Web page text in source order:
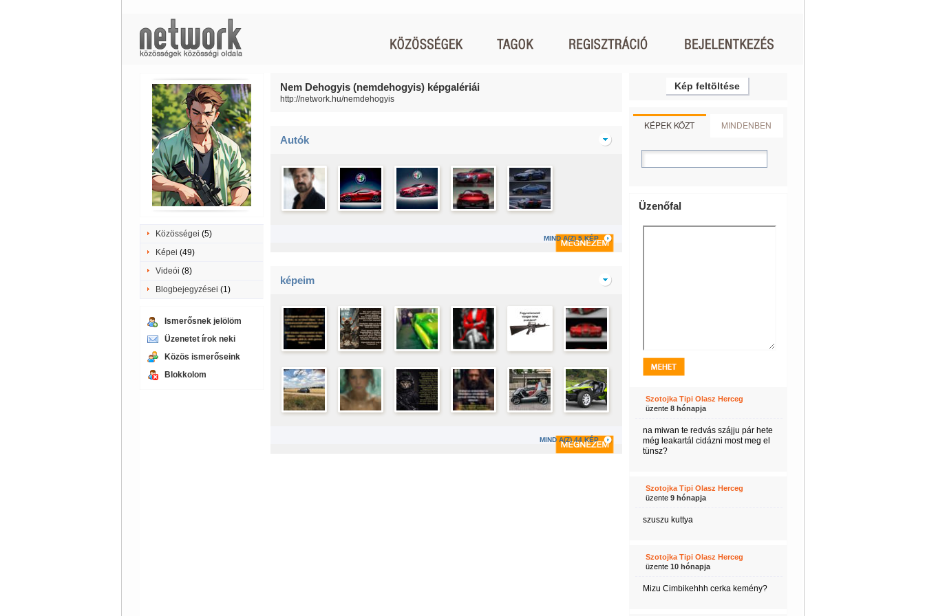
Közösségei (5)
Képei (49)
Videói (8)
Blogbejegyzései (1)
Ismerősnek jelölöm
Üzenetet írok neki
Közös ismerőseink
Blokkolom
Nem Dehogyis (nemdehogyis) képgalériái
http://network.hu/nemdehogyis
Autók
MIND A(Z) 5 KÉP
képeim
MIND A(Z) 44 KÉP
Kép feltöltése
KÉPEK KÖZT MINDENBEN
Üzenőfal
Szotojka Tipi Olasz Herceg
üzente 8 hónapja
na miwan te redvás szájju pár hete
még leakartál cidázni most meg el
tünsz?
Szotojka Tipi Olasz Herceg
üzente 9 hónapja
szuszu kuttya
Szotojka Tipi Olasz Herceg
üzente 10 hónapja
Mizu Cimbikehhh cerka kemény?